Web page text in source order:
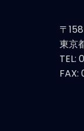
〒
東京
TEL: